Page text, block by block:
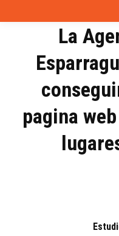
La
pagina